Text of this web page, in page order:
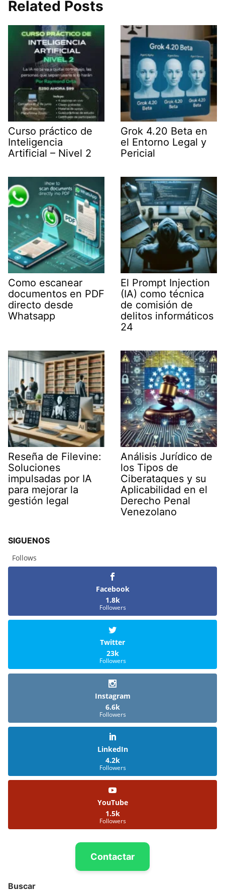
i
t
e
r
)
e
d
n
p
m
Related Posts
Curso práctico de
Inteligencia
Artificial – Nivel 2
Grok 4.20 Beta en
el Entorno Legal y
Pericial
Como escanear
documentos en PDF
directo desde
Whatsapp
El Prompt Injection
(IA) como técnica
de comisión de
delitos informáticos
24
Reseña de Filevine:
Soluciones
impulsadas por IA
para mejorar la
gestión legal
Análisis Jurídico de
los Tipos de
Ciberataques y su
Aplicabilidad en el
Derecho Penal
Venezolano
SIGUENOS
Follows
Facebook
1.8k
Followers
Twitter
23k
Followers
Instagram
6.6k
Followers
LinkedIn
4.2k
Followers
YouTube
1.5k
Followers
Contactar
Buscar